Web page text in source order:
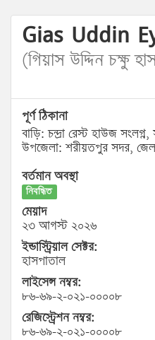
Gias Uddin
(গিয়াস উদ্দিন চক্ষু
পূর্ণ ঠিকানা
বাড়ি: চন্দ্রা রেস্ট হাউজ
উপজেলা: শরীয়তপুর সদর,
বর্তমান অবস্থা
নিবন্ধিত
মেয়াদ
২৩ আগস্ট ২০২৬
ইন্ডাস্ট্রিয়াল সেক্টর:
হাসপাতাল
লাইসেন্স নম্বর:
৮৬-৬৯-২-০২১-০০০০৮
রেজিস্ট্রেশন নম্বর:
৮৬-৬৯-২-০২১-০০০০৮